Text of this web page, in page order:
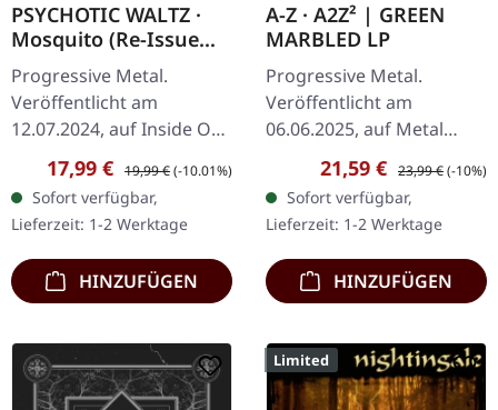
PSYCHOTIC WALTZ ·
Mosquito (Re-Issue
2024) | DIGIPAK 2CD
Progressive Metal.
Veröffentlicht am
12.07.2024, auf Inside Out
Music. Re-Release als
Doppel-CD mit neu
gemastertem Album und
Bonus-CD im DigiPak.…
Verkaufspreis:
17,99 € Regulärer Preis:
19,99 €(-10.01%)
Sofort verfügbar,
Lieferzeit: 1-2 Werktage
HINZUFÜGEN
A-Z · A2Z² | GREEN
MARBLED LP
Progressive Metal.
Veröffentlicht am
06.06.2025, auf Metal
Blade Records. Grün
"Jungle Marbled" Vinyl.
Verdammt, das ist genau
das, was wir jetzt…
Verkaufspreis:
21,59 € Regulärer Preis:
23,99 €(-10%)
Sofort verfügbar,
Lieferzeit: 1-2 Werktage
HINZUFÜGEN
Limited